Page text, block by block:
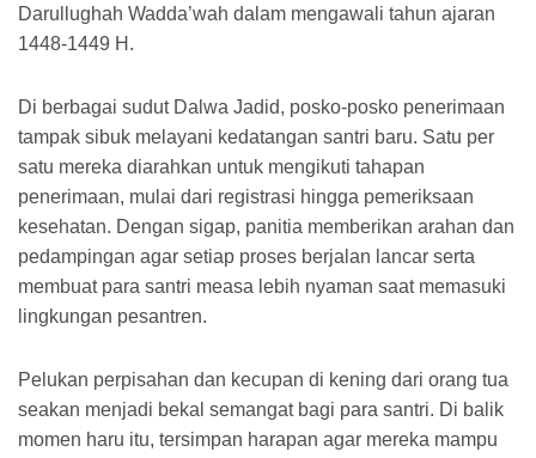
Darullughah Wadda’wah dalam mengawali tahun ajaran
1448-1449 H.
Di berbagai sudut Dalwa Jadid, posko-posko penerimaan
tampak sibuk melayani kedatangan santri baru. Satu per
satu mereka diarahkan untuk mengikuti tahapan
penerimaan, mulai dari registrasi hingga pemeriksaan
kesehatan. Dengan sigap, panitia memberikan arahan dan
pedampingan agar setiap proses berjalan lancar serta
membuat para santri measa lebih nyaman saat memasuki
lingkungan pesantren.
Pelukan perpisahan dan kecupan di kening dari orang tua
seakan menjadi bekal semangat bagi para santri. Di balik
momen haru itu, tersimpan harapan agar mereka mampu